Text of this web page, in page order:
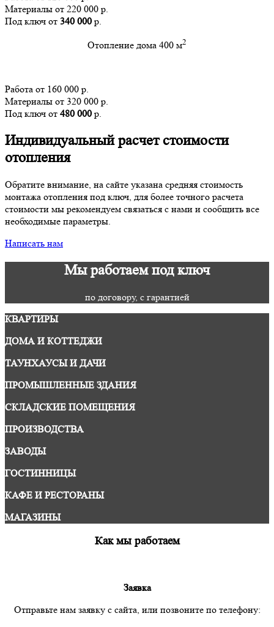
Материалы от 220 000 р.
Под ключ от 340 000 р.
Отопление дома 400 м2
Работа от 160 000 р.
Материалы от 320 000 р.
Под ключ от 480 000 р.
Индивидуальный расчет стоимости
отопления
Обратите внимание, на сайте указана средняя стоимость
монтажа отопления под ключ, для более точного расчета
стоимости мы рекомендуем связаться с нами и сообщить все
необходимые параметры.
Написать нам
Мы работаем под ключ
по договору, с гарантией
КВАРТИРЫ
ДОМА И КОТТЕДЖИ
ТАУНХАУСЫ И ДАЧИ
ПРОМЫШЛЕННЫЕ ЗДАНИЯ
СКЛАДСКИЕ ПОМЕЩЕНИЯ
ПРОИЗВОДСТВА
ЗАВОДЫ
ГОСТИННИЦЫ
КАФЕ И РЕСТОРАНЫ
МАГАЗИНЫ
Как мы работаем
Заявка
Отправьте нам заявку с сайта, или позвоните по телефону: